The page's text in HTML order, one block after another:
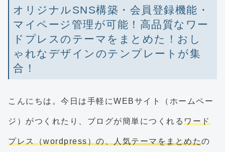
オリジナルSNS構築・会員登録機能・
マイページ管理が可能！高品質なワー
ドプレスのテーマをまとめた！おし
ゃれなデザインのテンプレートが集
合！
こんにちは。今日は手軽にWEBサイト（ホームペー
ジ）がつくれたり、ブログが簡単につくれるワード
プレス（wordpress）の、人気テーマをまとめたの